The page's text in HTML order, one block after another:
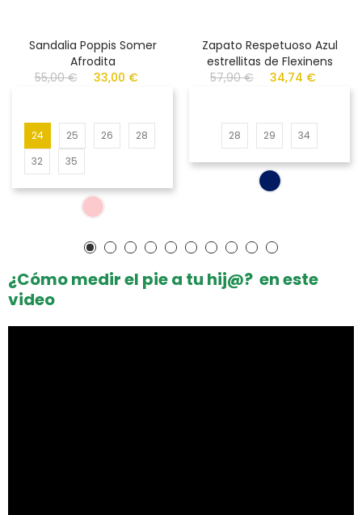
Sandalia Poppis Somer
Afrodita
55,00 €
33,00 €
24 25 26
28
32
35
Zapato Respetuoso Azul
estrellitas de Flexinens
57,90 €
34,74 €
28 29 34
¿Cómo medir el pie a tu hij@? en este
video